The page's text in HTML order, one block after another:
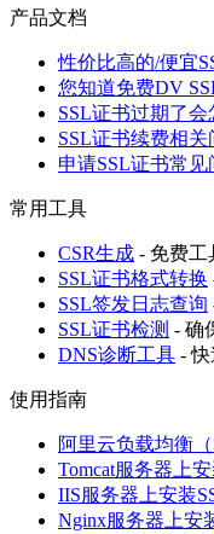
产品文档
性价比高的/便宜
您知道免费DV
SSL证书过期了
SSL证书续费相
申请SSL证书常
常用工具
CSR生成 - 免费工
SSL证书格式转换
SSL签发日志查询
SSL证书检测 - 确
DNS诊断工具 -
使用指南
阿里云负载均衡
Tomcat服务器上
IIS服务器上安装
Nginx服务器上安